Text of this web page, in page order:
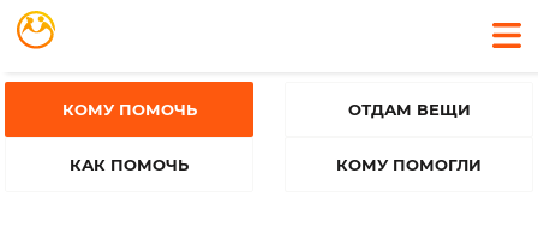
КОМУ ПОМОЧЬ
КАК ПОМОЧЬ
ОТДАМ ВЕЩИ
КОМУ ПОМОГЛИ